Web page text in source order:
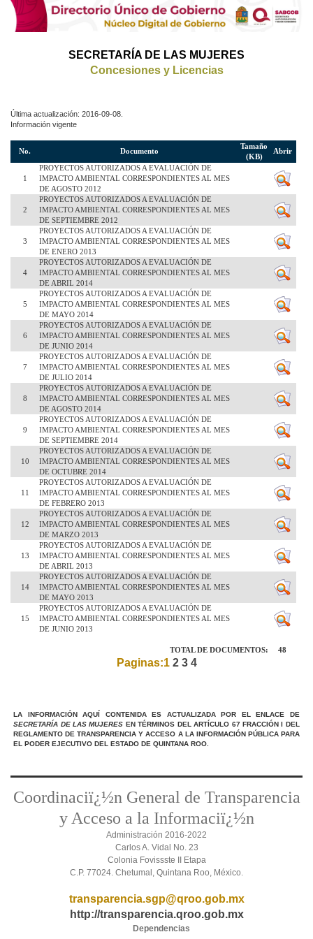
SECRETARÍA DE LAS MUJERES
Concesiones y Licencias
Última actualización: 2016-09-08.
Información vigente
No. Documento
Tamaño
(KB)
Abrir
1
PROYECTOS AUTORIZADOS A EVALUACIÓN DE
IMPACTO AMBIENTAL CORRESPONDIENTES AL MES
DE AGOSTO 2012
2
PROYECTOS AUTORIZADOS A EVALUACIÓN DE
IMPACTO AMBIENTAL CORRESPONDIENTES AL MES
DE SEPTIEMBRE 2012
3
PROYECTOS AUTORIZADOS A EVALUACIÓN DE
IMPACTO AMBIENTAL CORRESPONDIENTES AL MES
DE ENERO 2013
4
PROYECTOS AUTORIZADOS A EVALUACIÓN DE
IMPACTO AMBIENTAL CORRESPONDIENTES AL MES
DE ABRIL 2014
5
PROYECTOS AUTORIZADOS A EVALUACIÓN DE
IMPACTO AMBIENTAL CORRESPONDIENTES AL MES
DE MAYO 2014
6
PROYECTOS AUTORIZADOS A EVALUACIÓN DE
IMPACTO AMBIENTAL CORRESPONDIENTES AL MES
DE JUNIO 2014
7
PROYECTOS AUTORIZADOS A EVALUACIÓN DE
IMPACTO AMBIENTAL CORRESPONDIENTES AL MES
DE JULIO 2014
8
PROYECTOS AUTORIZADOS A EVALUACIÓN DE
IMPACTO AMBIENTAL CORRESPONDIENTES AL MES
DE AGOSTO 2014
9
PROYECTOS AUTORIZADOS A EVALUACIÓN DE
IMPACTO AMBIENTAL CORRESPONDIENTES AL MES
DE SEPTIEMBRE 2014
10
PROYECTOS AUTORIZADOS A EVALUACIÓN DE
IMPACTO AMBIENTAL CORRESPONDIENTES AL MES
DE OCTUBRE 2014
11
PROYECTOS AUTORIZADOS A EVALUACIÓN DE
IMPACTO AMBIENTAL CORRESPONDIENTES AL MES
DE FEBRERO 2013
12
PROYECTOS AUTORIZADOS A EVALUACIÓN DE
IMPACTO AMBIENTAL CORRESPONDIENTES AL MES
DE MARZO 2013
13
PROYECTOS AUTORIZADOS A EVALUACIÓN DE
IMPACTO AMBIENTAL CORRESPONDIENTES AL MES
DE ABRIL 2013
14
PROYECTOS AUTORIZADOS A EVALUACIÓN DE
IMPACTO AMBIENTAL CORRESPONDIENTES AL MES
DE MAYO 2013
15
PROYECTOS AUTORIZADOS A EVALUACIÓN DE
IMPACTO AMBIENTAL CORRESPONDIENTES AL MES
DE JUNIO 2013
TOTAL DE DOCUMENTOS: 48
Paginas:1 2 3 4
LA INFORMACIÓN AQUÍ CONTENIDA ES ACTUALIZADA POR EL ENLACE DE
SECRETARÍA DE LAS MUJERES EN TÉRMINOS DEL ARTÍCULO 67 FRACCIÓN I DEL
REGLAMENTO DE TRANSPARENCIA Y ACCESO A LA INFORMACIÓN PÚBLICA PARA
EL PODER EJECUTIVO DEL ESTADO DE QUINTANA ROO.
Coordinaciï¿½n General de Transparencia
y Acceso a la Informaciï¿½n
Administración 2016-2022
Carlos A. Vidal No. 23
Colonia Fovissste II Etapa
C.P. 77024. Chetumal, Quintana Roo, México.
transparencia.sgp@qroo.gob.mx
http://transparencia.qroo.gob.mx
Dependencias